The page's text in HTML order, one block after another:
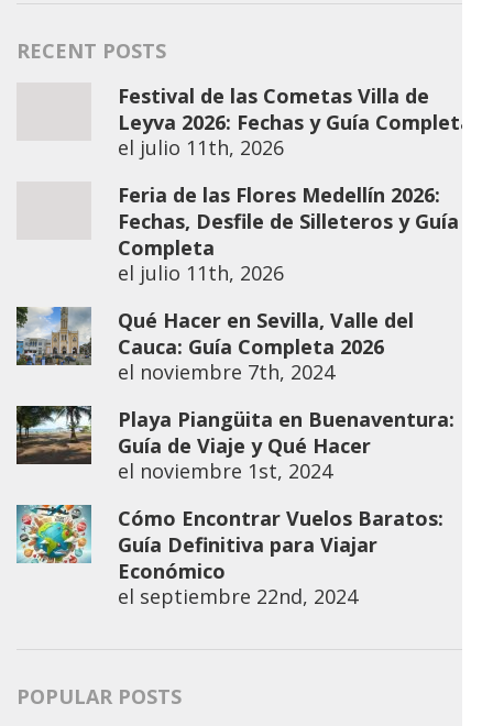
RECENT POSTS
Festival de las Cometas Villa de
Leyva 2026: Fechas y Guía Completa
el julio 11th, 2026
Feria de las Flores Medellín 2026:
Fechas, Desfile de Silleteros y Guía
Completa
el julio 11th, 2026
Qué Hacer en Sevilla, Valle del
Cauca: Guía Completa 2026
el noviembre 7th, 2024
Playa Piangüita en Buenaventura:
Guía de Viaje y Qué Hacer
el noviembre 1st, 2024
Cómo Encontrar Vuelos Baratos:
Guía Definitiva para Viajar
Económico
el septiembre 22nd, 2024
POPULAR POSTS